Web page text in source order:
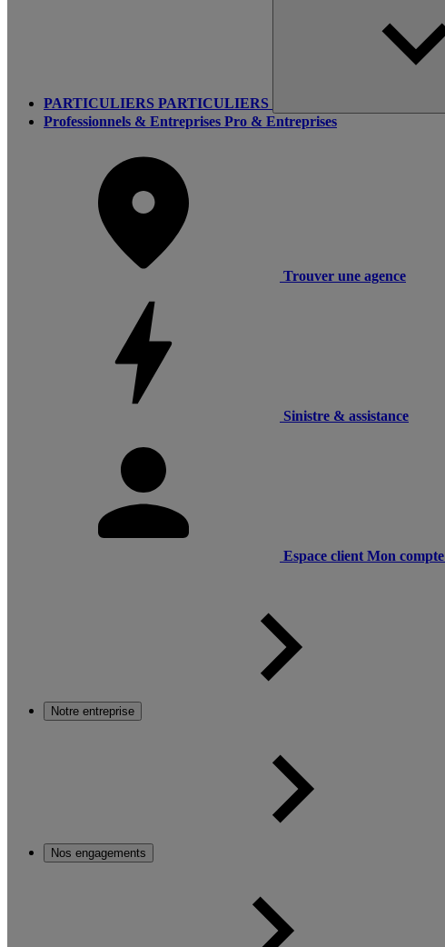
PARTICULIERS PARTICULIERS
Professionnels & Entreprises Pro & Entreprises
Trouver une agence
Sinistre & assistance
Espace client Mon compte
Notre entreprise
Nos engagements